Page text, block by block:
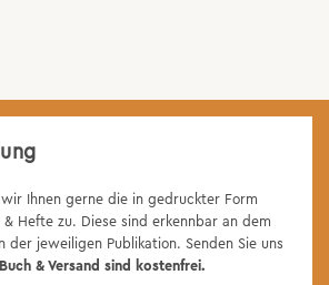
Ihnen gerne die in gedruckter Form
Hefte zu. Diese sind erkennbar an dem
der jeweiligen Publikation. Senden Sie uns
Buch & Versand sind kostenfrei.